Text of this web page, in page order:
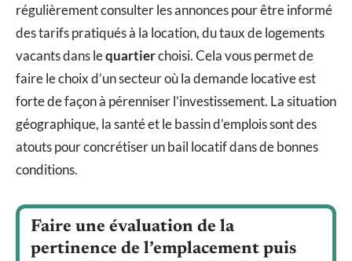
régulièrement consulter les annonces pour être informé
des tarifs pratiqués à la location, du taux de logements
vacants dans lequartierchoisi. Cela vous permet de
faire le choix d’un secteur où la demande locative est
forte de façon à pérenniser l’investissement. La situation
géographique, la santé et le bassin d’emplois sont des
atouts pour concrétiser un bail locatif dans de bonnes
conditions.
Faire une évaluation de la
pertinence de l’emplacement puis